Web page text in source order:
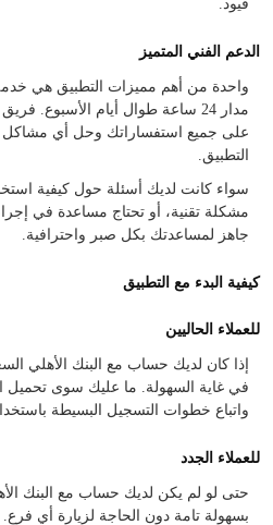
قيود.
الدعم الفني المتميز
واحدة من أهم مميزات التطبيق هي
مدار 24 ساعة طوال أيام الأسبوع.
على جميع استفساراتك وحل أي مشاكل
التطبيق.
سواء كانت لديك أسئلة حول كيفية
مشكلة تقنية، أو تحتاج مساعدة في
جاهز لمساعدتك بكل صبر واحترافية.
كيفية البدء مع التطبيق
للعملاء الحاليين
إذا كان لديك حساب مع البنك الأهلي
في غاية السهولة. ما عليك سوى تحميل
واتباع خطوات التسجيل البسيطة
للعملاء الجدد
حتى لو لم يكن لديك حساب مع البنك
بسهولة تامة دون الحاجة لزيارة أي